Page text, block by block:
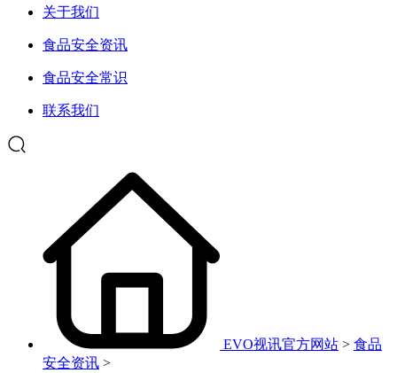
关于我们
食品安全资讯
食品安全常识
联系我们
EVO视讯官方网站 > 食品
安全资讯 >